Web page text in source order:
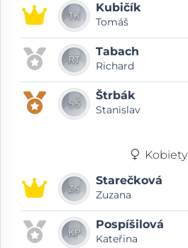
Kubičík
Tomáš
Tabach
Richard
Štrbák
Stanislav
Kobiety
Starečková
Zuzana
Pospíšilová
Kateřina